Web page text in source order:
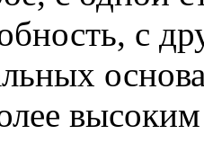
с